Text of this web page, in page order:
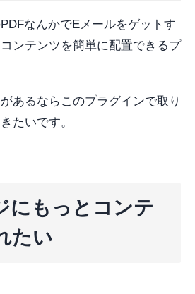
なんかでEメールをゲットす
ンテンツを簡単に配置できるプ
あるならこのプラグインで取り
たいです。
にもっとコンテ
たい